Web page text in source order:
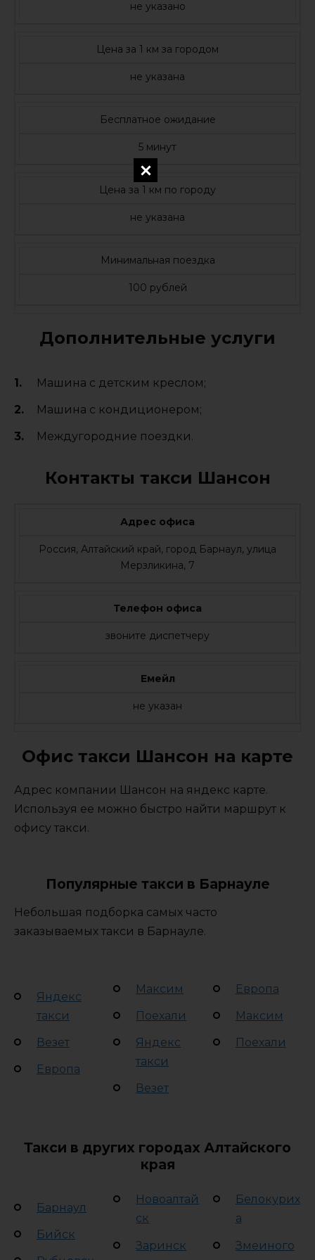
не указано
Цена за 1 км за городом
не указана
Бесплатное ожидание
5 минут
Цена за 1 км по городу
не указана
Минимальная поездка
100 рублей
Дополнительные услуги
Машина с детским креслом;
Машина с кондиционером;
Междугородние поездки.
Контакты такси Шансон
Адрес офиса
Россия, Алтайский край, город Барнаул, улица
Мерзликина, 7
Телефон офиса
звоните диспетчеру
Емейл
не указан
Офис такси Шансон на карте
Адрес компании Шансон на яндекс карте.
Используя ее можно быстро найти маршрут к
офису такси.
Популярные такси в Барнауле
Небольшая подборка самых часто
заказываемых такси в Барнауле.
Яндекс
такси
Везет
Европа
Максим
Поехали
Яндекс
такси
Везет
Европа
Максим
Поехали
Такси в других городах Алтайского
края
Барнаул
Бийск
Новоалтай
ск
Заринск
Белокурих
а
Змеиного